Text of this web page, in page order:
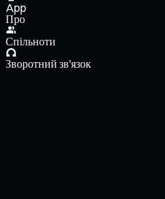
App
Про
Спільноти
Зворотний зв'язок